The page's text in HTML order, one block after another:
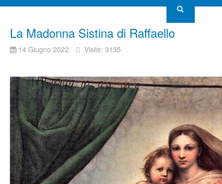
La Madonna Sistina di Raffaello
14 Giugno 2022 Visite: 3135